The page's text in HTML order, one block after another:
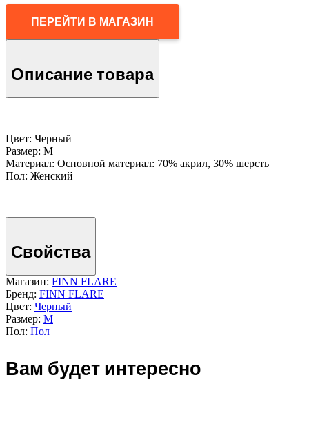
ПЕРЕЙТИ В МАГАЗИН
Описание товара
Цвет: Черный
Размер: M
Материал: Основной материал: 70% акрил, 30% шерсть
Пол: Женский
Свойства
Магазин: FINN FLARE
Бренд: FINN FLARE
Цвет: Черный
Размер: M
Пол: Пол
Вам будет интересно